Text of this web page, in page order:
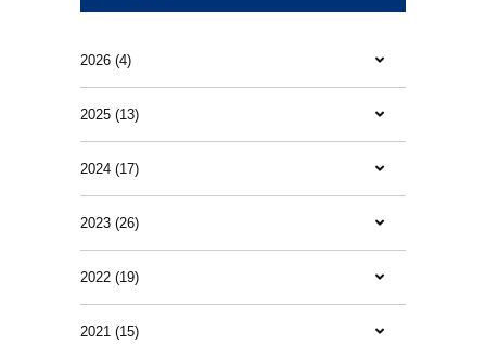
2026 (4)
2025 (13)
2024 (17)
2023 (26)
2022 (19)
2021 (15)